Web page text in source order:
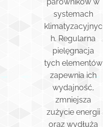
systemach
klimatyzacyjnyc
h. Regularna
pielęgnacja
tych elementów
zapewnia ich
wydajność,
zmniejsza
zużycie energii
oraz wydłuża